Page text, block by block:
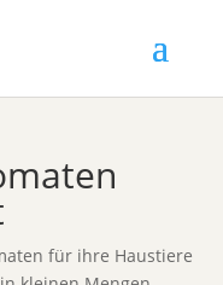
für ihre Haustiere